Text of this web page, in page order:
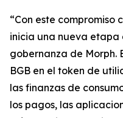
“Con este compromiso
inicia una nueva etapa
gobernanza de Morph.
BGB en el token de
las finanzas de
los pagos, las